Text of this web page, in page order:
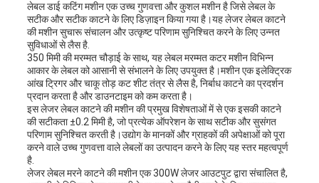
गोपनीयता
नीति
लेबल डाई कटिंग मशीन एक उच्च गुणवत्ता और कुशल मशीन है जिसे लेबल के
सटीक और सटीक काटने के लिए डिज़ाइन किया गया है।यह लेजर लेबल काटने
की मशीन सुचारू संचालन और उत्कृष्ट परिणाम सुनिश्चित करने के लिए उन्नत
सुविधाओं से लैस है.
350 मिमी की मरम्मत चौड़ाई के साथ, यह लेबल मरम्मत कटर मशीन विभिन्न
आकार के लेबल को आसानी से संभालने के लिए उपयुक्त है।मशीन एक इलेक्ट्रिक
आंख ट्रिगर और चाकू तोड़ कट शीट तंत्र से लैस है, निर्बाध काटने का प्रदर्शन
प्रदान करता है और डाउनटाइम को कम करता है।
इस लेजर लेबल काटने की मशीन की प्रमुख विशेषताओं में से एक इसकी काटने
की सटीकता ±0.2 मिमी है, जो प्रत्येक ऑपरेशन के साथ सटीक और सुसंगत
परिणाम सुनिश्चित करती है।उद्योग के मानकों और ग्राहकों की अपेक्षाओं को पूरा
करने वाले उच्च गुणवत्ता वाले लेबलों का उत्पादन करने के लिए यह स्तर महत्वपूर्ण
है.
लेजर लेबल मरने काटने की मशीन एक 300W लेजर आउटपुट द्वारा संचालित है,